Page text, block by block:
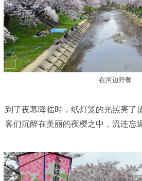
在河边野餐
到了夜幕降临时，纸灯笼的光照亮了
客们沉醉在美丽的夜樱之中，流连忘